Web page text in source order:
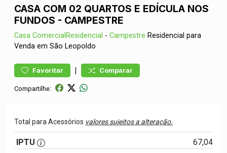
CASA COM 02 QUARTOS E EDÍCULA NOS
FUNDOS - CAMPESTRE
Casa ComercialResidencial - Campestre Residencial para
Venda em São Leopoldo
Favoritar | Comparar
Compartilhe:
Total para Acessórios valores sujeitos a alteração.
IPTU
67,04